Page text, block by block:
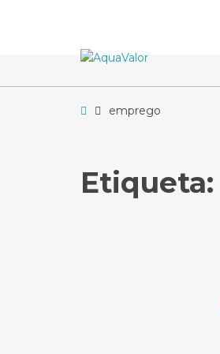
Homeemprego
Etiqueta: